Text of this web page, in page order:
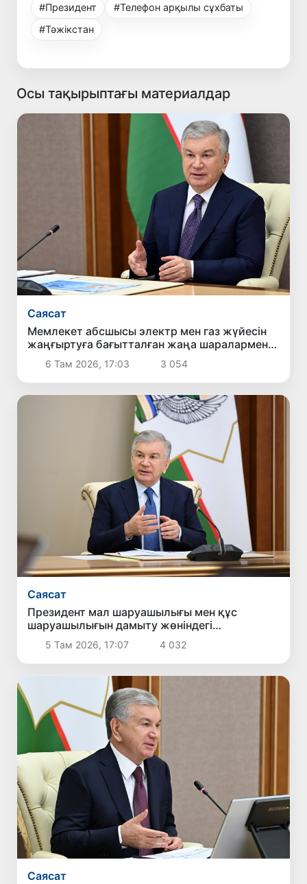
#Президент
#Телефон арқылы сұхбаты
#Тәжікстан
Осы тақырыптағы материалдар
Саясат
Мемлекет абсшысы электр мен газ жүйесін
жаңғыртуға бағытталған жаңа шаралармен
танысты
6 Там 2026, 17:03 3 054
Саясат
Президент мал шаруашылығы мен құс
шаруашылығын дамыту жөніндегі
шаралармен танысты
5 Там 2026, 17:07 4 032
Саясат